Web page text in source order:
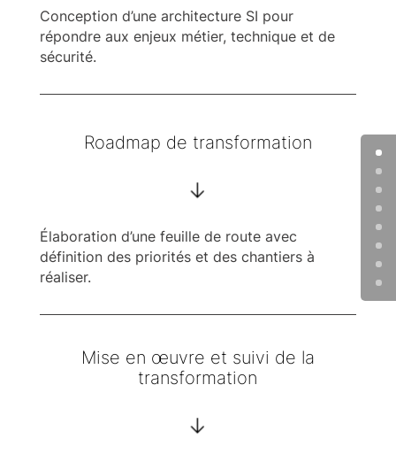
Conception d’une architecture SI pour
répondre aux enjeux métier, technique et de
sécurité.
Roadmap de transformation
->
Élaboration d’une feuille de route avec
définition des priorités et des chantiers à
réaliser.
Mise en œuvre et suivi de la
transformation
->